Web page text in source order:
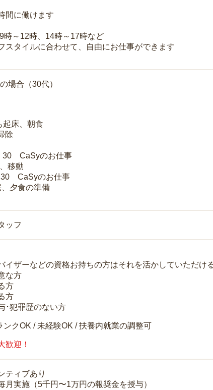
間に働けます
時～12時、14時～17時など
スタイルに合わせて、自由にお仕事ができます
場合（30代）
床、朝食
除
30 CaSyのお仕事
移動
30 CaSyのお仕事
夕食の準備
ッフ
イザーなどの資格お持ちの方はそれを活かしていただけ
な方
方
方
･犯罪歴のない方
ンクOK / 未経験OK / 扶養内就業の調整可
歓迎！
ティブあり
月実施（5千円〜1万円の報奨金を授与）